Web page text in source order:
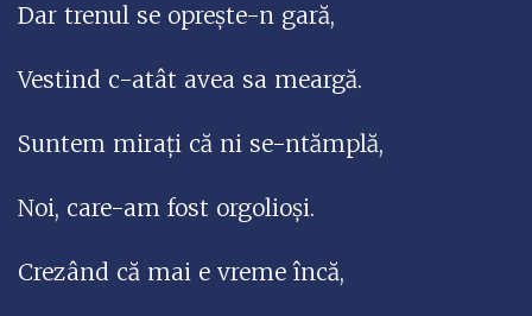
Dar trenul se oprește-n gară,
Vestind c-atât avea sa meargă.
Suntem mirați că ni se-ntămplă,
Noi, care-am fost orgolioși.
Crezând că mai e vreme încă,